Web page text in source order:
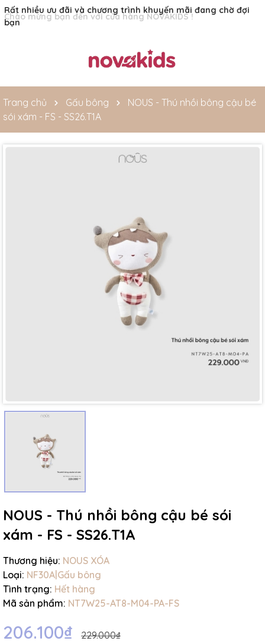
Rất nhiều ưu đãi và chương trình khuyến mãi đang chờ đợi
bạn
Trang chủ Gấu bông
NOUS - Thú nhồi bông cậu bé
sói xám - FS - SS26.T1A
NOUS - Thú nhồi bông cậu bé sói
xám - FS - SS26.T1A
Thương hiệu: NOUS XÓA
Loại: NF30A|Gấu bông
Tình trạng: Hết hàng
Mã sản phẩm: NT7W25-AT8-M04-PA-FS
206.100₫ 229.000₫